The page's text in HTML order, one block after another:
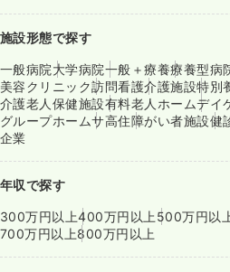
施設形態で探す
一般病院大学病院一般＋療養療養型病
美容クリニック訪問看護介護施設特別
介護老人保健施設有料老人ホームデイ
グループホームサ高住障がい者施設健
企業
年収で探す
300万円以上400万円以上 500万円以
700万円以上800万円以上